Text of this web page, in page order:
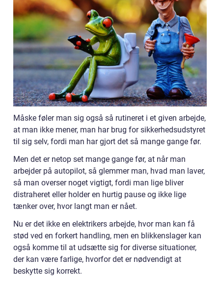
Måske føler man sig også så rutineret i et given arbejde,
at man ikke mener, man har brug for sikkerhedsudstyret
til sig selv, fordi man har gjort det så mange gange før.
Men det er netop set mange gange før, at når man
arbejder på autopilot, så glemmer man, hvad man laver,
så man overser noget vigtigt, fordi man lige bliver
distraheret eller holder en hurtig pause og ikke lige
tænker over, hvor langt man er nået.
Nu er det ikke en elektrikers arbejde, hvor man kan få
stød ved en forkert handling, men en blikkenslager kan
også komme til at udsætte sig for diverse situationer,
der kan være farlige, hvorfor det er nødvendigt at
beskytte sig korrekt.